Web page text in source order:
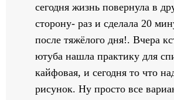
сегодня жизнь повернула в
сторону- раз и сделала 20
после тяжёлого дня!. Вчера
ютуба нашла практику для
кайфовая, и сегодня то что
рисунок. Ну просто все